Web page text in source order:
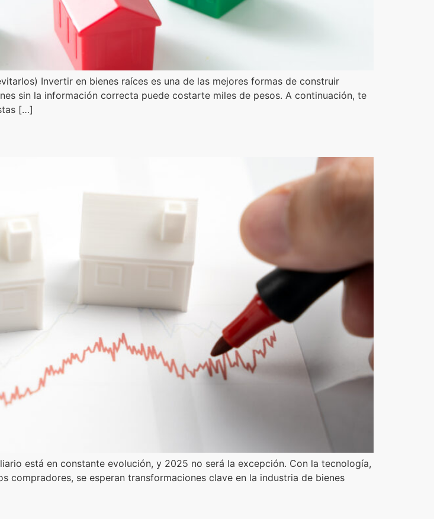
Invertir en bienes raíces es una de las mejores formas de construir
sin la información correcta puede costarte miles de pesos. A continuación, te
[…]
está en constante evolución, y 2025 no será la excepción. Con la tecnología,
compradores, se esperan transformaciones clave en la industria de bienes